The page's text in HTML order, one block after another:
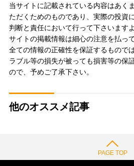
当サイトに記載されている内容はあく
ただくためのものであり、実際の投資
判断と責任において行って下さいます
サイトの掲載情報は細心の注意を払っ
全ての情報の正確性を保証するもので
ラブル等の損失が被っても損害等の保
ので、予めご了承下さい。
他のオススメ記事
PAGE TOP